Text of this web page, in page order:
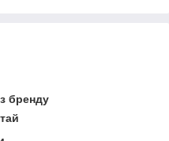
бренду